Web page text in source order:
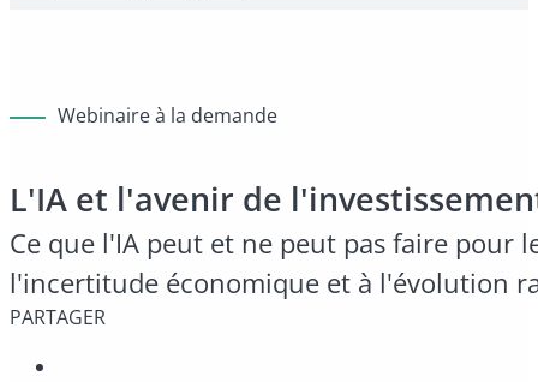
Webinaire à la demande
L'IA et l'avenir de
Ce que l'IA peut et ne peut pas faire pour
l'incertitude économique et à l'évolution
PARTAGER